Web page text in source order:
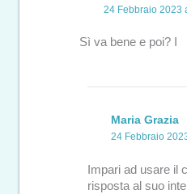
24 Febbraio 2023
Sì va bene e poi? I
Maria Grazia
24 Febbraio
Impari ad usare il
risposta al suo